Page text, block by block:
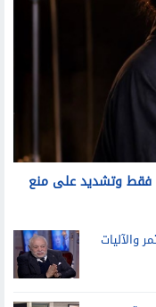
حفل شيرين؟ 3 أغنيات فقط وتشديد على منع